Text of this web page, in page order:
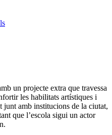
un projecte extra que travessa
les habilitats artístiques i
junt amb institucions de la ciutat,
que l’escola sigui un actor